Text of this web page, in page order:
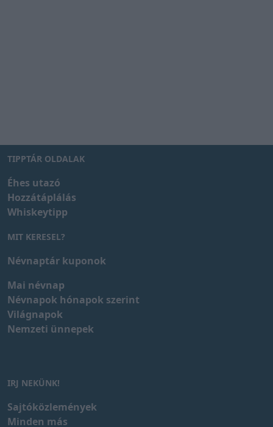
TIPPTÁR OLDALAK
Éhes utazó
Hozzátáplálás
Whiskeytipp
MIT KERESEL?
Névnaptár kuponok
Mai névnap
Névnapok hónapok szerint
Világnapok
Nemzeti ünnepek
IRJ NEKÜNK!
Sajtóközlemények
Minden más